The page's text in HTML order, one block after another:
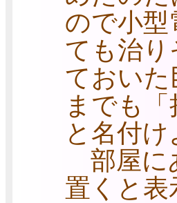
ので小
ても治
ておい
までも
と名付け
部屋に
置くと表